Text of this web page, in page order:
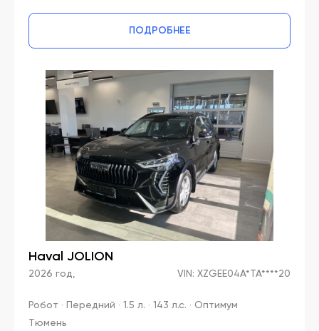
ПОДРОБНЕЕ
Haval JOLION
2026 год, VIN: XZGEE04A*TA****20
Робот · Передний · 1.5 л. · 143 л.с. · Оптимум
Тюмень